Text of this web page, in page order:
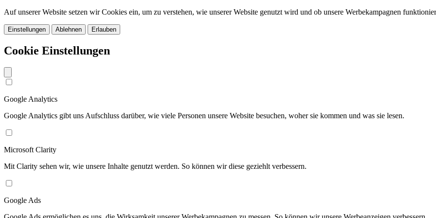
Auf unserer Website setzen wir Cookies ein, um zu verstehen, wie unserer Website genutzt wird und ob unsere Werbekampagnen
Einstellungen Ablehnen Erlauben
Cookie Einstellungen
Google Analytics
Google Analytics gibt uns Aufschluss darüber, wie viele Personen unsere Website besuchen, woher sie kommen und was sie lesen.
Microsoft Clarity
Mit Clarity sehen wir, wie unsere Inhalte genutzt werden. So können wir diese geziehlt verbessern.
Google Ads